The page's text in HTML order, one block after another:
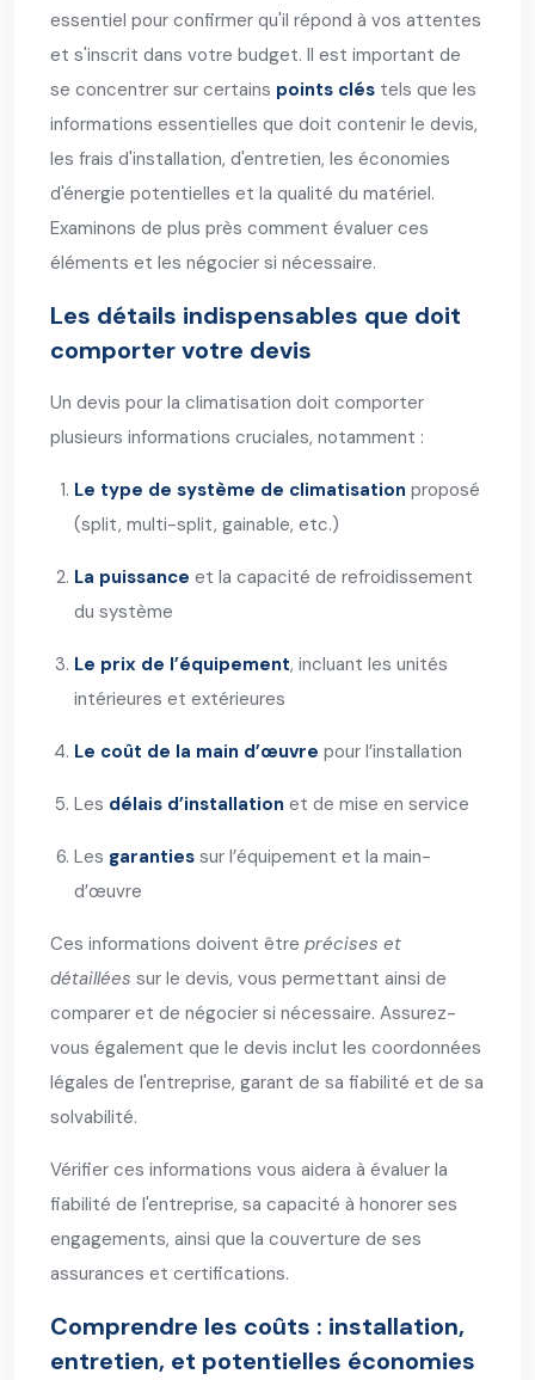
essentiel pour confirmer qu'il répond à vos attentes
et s'inscrit dans votre budget. Il est important de
se concentrer sur certains points clés tels que les
informations essentielles que doit contenir le devis,
les frais d'installation, d'entretien, les économies
d'énergie potentielles et la qualité du matériel.
Examinons de plus près comment évaluer ces
éléments et les négocier si nécessaire.
Les détails indispensables que doit
comporter votre devis
Un devis pour la climatisation doit comporter
plusieurs informations cruciales, notamment :
Le type de système de climatisation proposé
(split, multi-split, gainable, etc.)
La puissance et la capacité de refroidissement
du système
Le prix de l’équipement, incluant les unités
intérieures et extérieures
Le coût de la main d’œuvre pour l’installation
Les délais d’installation et de mise en service
Les garanties sur l’équipement et la main-
d’œuvre
Ces informations doivent être précises et
détaillées sur le devis, vous permettant ainsi de
comparer et de négocier si nécessaire. Assurez-
vous également que le devis inclut les coordonnées
légales de l'entreprise, garant de sa fiabilité et de sa
solvabilité.
Vérifier ces informations vous aidera à évaluer la
fiabilité de l'entreprise, sa capacité à honorer ses
engagements, ainsi que la couverture de ses
assurances et certifications.
Comprendre les coûts : installation,
entretien, et potentielles économies